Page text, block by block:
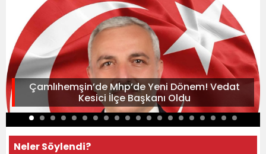
Çamlıhemşin’de Mhp’de Yeni Dönem! Vedat
Kesici İlçe Başkanı Oldu
Neler Söylendi?